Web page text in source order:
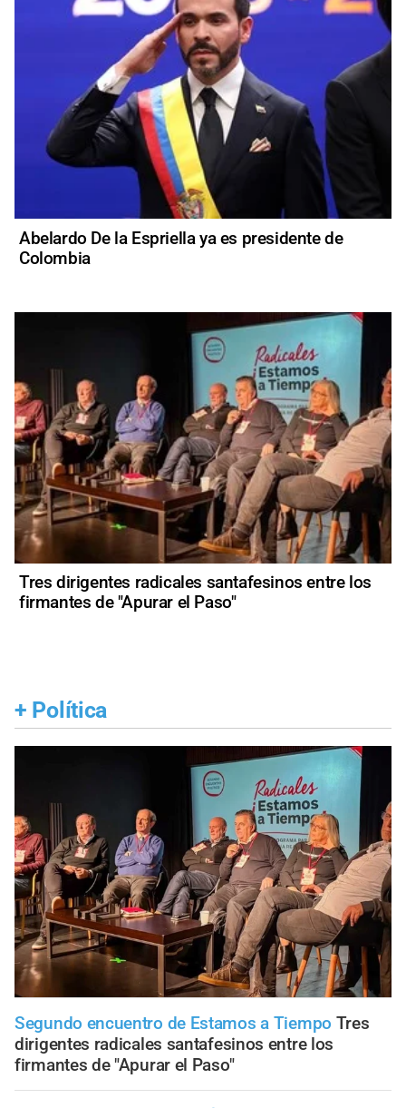
Abelardo De la Espriella ya es presidente de
Colombia
Tres dirigentes radicales santafesinos entre los
firmantes de "Apurar el Paso"
+ Política
Segundo encuentro de Estamos a Tiempo Tres
dirigentes radicales santafesinos entre los
firmantes de "Apurar el Paso"